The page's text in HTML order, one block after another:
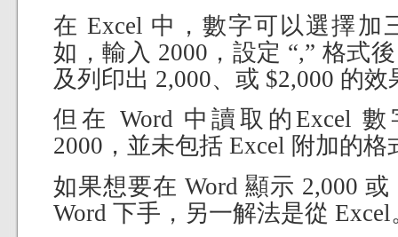
在 Excel 中，數字可以選擇加
如，輸入 2000，設定 “,” 格式
及列印出 2,000、或 $2,000 的效
但在 Word 中讀取的Excel
2000，並未包括 Excel 附加的格
如果想要在 Word 顯示 2,000
Word 下手，另一解法是從 Excel